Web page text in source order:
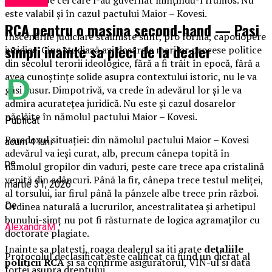
este valabil și în cazul pactului Maior – Kovesi.
Înscenările judiciare staliniste sunt, pro forma, capodopere
juridice. Cine studiază azi dosarele marilor procese politice
din secolul terorii ideologice, fără a fi trăit în epocă, fără a
avea cunoștințe solide asupra contextului istoric, nu le va
găsi cusur. Dimpotrivă, va crede în adevărul lor și le va
admira acuratețea juridică. Nu este și cazul dosarelor
năclăite în nămolul pactului Maior – Kovesi.
Paradoxul situației: din nămolul pactului Maior – Kovesi
adevărul va ieși curat, alb, precum cânepa topită în
nămolul gropilor din vaduri, peste care trece apa cristalină
venită din adâncuri. Până la fir, cânepa trece testul meliței,
al torsului, iar firul până la pânzele albe trece prin război.
Ordinea naturală a lucrurilor, ancestralitatea și arhetipul
bunului-simț nu pot fi răsturnate de logica agramaților cu
doctorate plagiate.
Protocolul declasificat este calificat ca fiind un dictat al
RCA pentru o masina second-hand — Pasi
simpli inainte sa pleci de la dealer
Publicat
acum 4 luni
pe
martie 31, 2026
De
AlexandraM
Inainte sa platesti, roaga dealerul sa iti arate detaliile
politicii RCAsi sa confirme asiguratorul, VIN-ul si data